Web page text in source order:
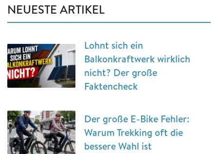
NEUESTE ARTIKEL
Lohnt sich ein
Balkonkraftwerk wirklich
nicht? Der große
Faktencheck
Der große E-Bike Fehler:
Warum Trekking oft die
bessere Wahl ist